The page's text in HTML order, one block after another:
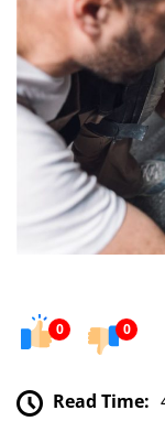
0 0
Read Time: